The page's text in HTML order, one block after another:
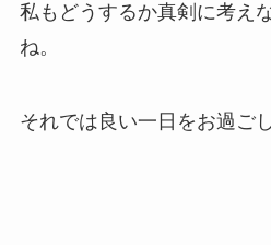
私もどうするか真剣に考え
ね。
それでは良い一日をお過ご